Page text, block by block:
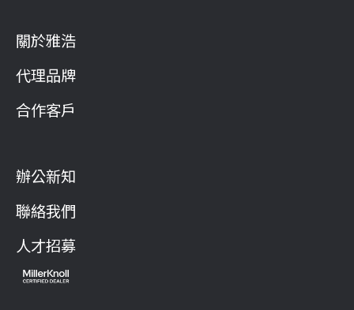
關於雅浩
代理品牌
合作客戶
辦公新知
聯絡我們
人才招募